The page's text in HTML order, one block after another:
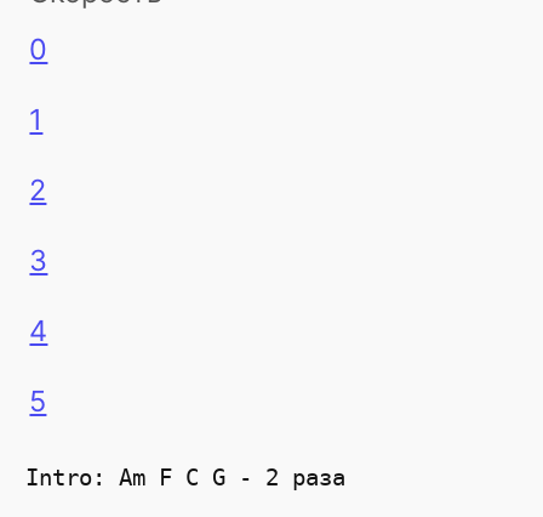
0
1
2
3
4
5
Intro: Am F C G - 2 раза